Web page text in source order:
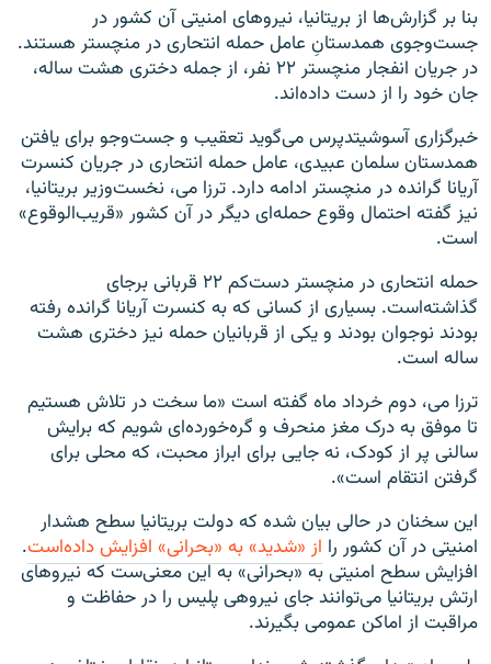
بنا بر گزارش‌ها از بریتانیا، نیروهای امنیتی آن کشور در
جست‌وجوی همدستانِ عامل حمله انتحاری‌ در منچستر هستند.
در جریان انفجار منچستر ۲۲ نفر، از جمله دختری هشت ساله،
جان خود را از دست داده‌اند.
خبرگزاری آسوشیتدپرس می‌گوید تعقیب و جست‌وجو برای یافتن
همدستان سلمان عبیدی، عامل حمله انتحاری در جریان کنسرت
آریانا گرانده در منچستر ادامه دارد. ترزا می، نخست‌وزیر بریتانیا،
نیز گفته احتمال وقوع حمله‌ای دیگر در آن کشور «قریب‌الوقوع»
است.
حمله انتحاری در منچستر دست‌کم ۲۲ قربانی برجای
گذاشته‌است. بسیاری از کسانی که به کنسرت آریانا گرانده رفته
بودند نوجوان بودند و یکی از قربانیان حمله نیز دختری هشت
ساله‌ است.
ترزا می، دوم خرداد ماه گفته است «ما سخت در تلاش هستیم
تا موفق به درک مغز منحرف و گره‌خورده‌ای شویم که برایش
سالنی پر از کودک، نه جایی برای ابراز محبت، که محلی برای
گرفتن انتقام است».
این سخنان در حالی بیان شده که دولت بریتانیا سطح هشدار
امنیتی در آن کشور را از «شدید» به «بحرانی» افزایش داده‌است.
افزایش سطح امنیتی به «بحرانی» به این معنی‌ست که نیروهای
ارتش بریتانیا می‌توانند جای نیروهی پلیس را در حفاظت و
مراقبت از اماکن عمومی بگیرند.